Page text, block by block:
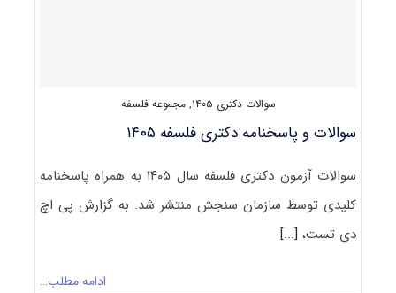
سوالات دکتری ۱۴۰۵ ,مجموعه فلسفه
سوالات و پاسخنامه دکتری فلسفه ۱۴۰۵
سوالات آزمون دکتری فلسفه سال ۱۴۰۵ به همراه پاسخنامه
کلیدی توسط سازمان سنجش منتشر شد. به گزارش پی اچ
دی تست،[...]
ادامه مطلب…